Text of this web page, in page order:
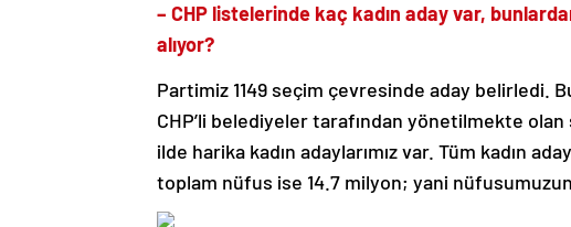
– CHP listelerinde kaç kadın aday var,
alıyor?
Partimiz 1149 seçim çevresinde aday belirledi. Bu
CHP’li belediyeler tarafından yönetilmekte
ilde harika kadın adaylarımız var. Tüm kadın
toplam nüfus ise 14.7 milyon; yani nüfusumuzun